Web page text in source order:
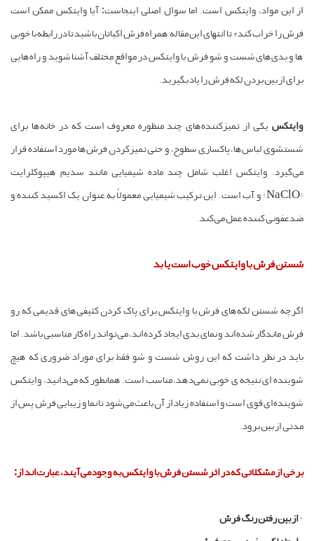
از این مواد، وایتکس است. اما سوال اصلی اینجاست: آیا وایتکس ممکن است
فرش را خراب کند؟ تا انتهای این مقاله همراه فرش اکباتان باشید تا در رابطه با خوبی
ها و بدی‌های شست و شو فرش با وایتکس در مواقع مختلف آشنا شوید و راه‌هایی
برای از بین بردن لکه فرش را یاد بگیرید.
وایتکس یکی از تمیزکننده‌های چند منظوره معروف است که در خانه‌ها برای
شستشوی لباس‌ها، پاکسازی سطوح، و حتی تمیزکردن فرش‌ها مورد استفاده قرار
می‌گیرد. وایتکس اغلب شامل چند ماده شیمیایی مانند سدیم هیپوکلرایت
(NaClO) و آب است. این ترکیب شیمیایی معمولاً به عنوان یک اکسید کننده و
ضدعفونی کننده عمل می‌کند.
شستن فرش با وایتکس خوب است یا بد
اگرچه شستن لکه‌های فرش با وایتکس برای پاک کردن کثیفی‌های قدیمی که رو
فرش ماندگار شده‌اند و نمای بدی ایجاد کرده‌اند، می‌تواند راه کار مناسبی باشد. اما
باید در نظر داشت که این روش شست و شو فقط برای موراد ضروری که هیچ
شوینده ای نتیجه ی خوبی نمی‌دهد، مناسب است. همانطور که می‌دانید، وایتکس
شوینده‌ا‌ی قوی است و استفاده زیاد از آن باعث می‌شود تا نما و زیبایی فرش پس از
مدتی از بین برود.
برخی از مشکلاتی که در اثر شستن فرش با وایتکس به وجود می‌آیند، عبارت‌اند از:
-از بین رفتن رنگ فرش